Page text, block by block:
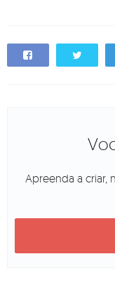
Apreenda a criar,